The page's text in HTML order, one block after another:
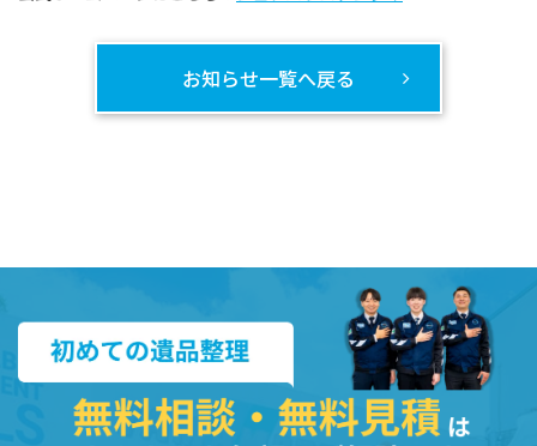
お知らせ一覧へ戻る